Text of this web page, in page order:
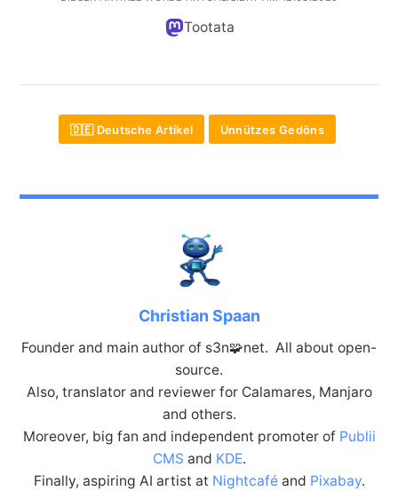
Tootata
🇩🇪 Deutsche Artikel Unnützes Gedöns
Christian Spaan
Founder and main author of s3n🧩net. All about open-
source.
Also, translator and reviewer for Calamares, Manjaro
and others.
Moreover, big fan and independent promoter of Publii
CMS and KDE.
Finally, aspiring AI artist at Nightcaféand Pixabay.